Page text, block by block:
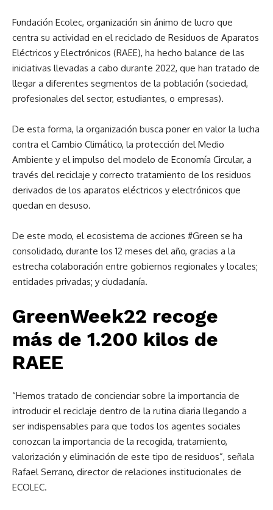
Fundación Ecolec, organización sin ánimo de lucro que
centra su actividad en el reciclado de Residuos de Aparatos
Eléctricos y Electrónicos (RAEE), ha hecho balance de las
iniciativas llevadas a cabo durante 2022, que han tratado de
llegar a diferentes segmentos de la población (sociedad,
profesionales del sector, estudiantes, o empresas).
De esta forma, la organización busca poner en valor la lucha
contra el Cambio Climático, la protección del Medio
Ambiente y el impulso del modelo de Economía Circular, a
través del reciclaje y correcto tratamiento de los residuos
derivados de los aparatos eléctricos y electrónicos que
quedan en desuso.
De este modo, el ecosistema de acciones #Green se ha
consolidado, durante los 12 meses del año, gracias a la
estrecha colaboración entre gobiernos regionales y locales;
entidades privadas; y ciudadanía.
GreenWeek22 recoge
más de 1.200 kilos de
RAEE
“Hemos tratado de concienciar sobre la importancia de
introducir el reciclaje dentro de la rutina diaria llegando a
ser indispensables para que todos los agentes sociales
conozcan la importancia de la recogida, tratamiento,
valorización y eliminación de este tipo de residuos”, señala
Rafael Serrano, director de relaciones institucionales de
ECOLEC.